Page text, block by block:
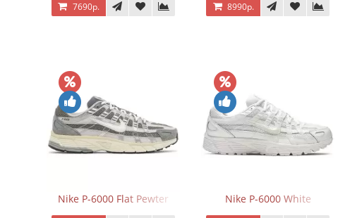
7690р. 8990р.
Nike P-6000 Flat Pewter Nike P-6000 White